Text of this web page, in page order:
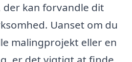
kan forvandle dit
Uanset om du
malingprojekt eller en